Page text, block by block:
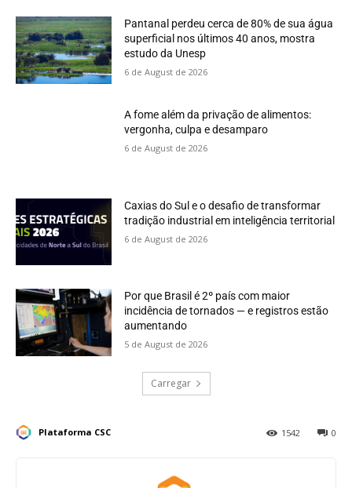
Pantanal perdeu cerca de 80% de sua água
superficial nos últimos 40 anos, mostra
estudo da Unesp
6 de August de 2026
A fome além da privação de alimentos:
vergonha, culpa e desamparo
6 de August de 2026
Caxias do Sul e o desafio de transformar
tradição industrial em inteligência territorial
6 de August de 2026
Por que Brasil é 2º país com maior
incidência de tornados — e registros estão
aumentando
5 de August de 2026
Carregar
Plataforma CSC 0
1542